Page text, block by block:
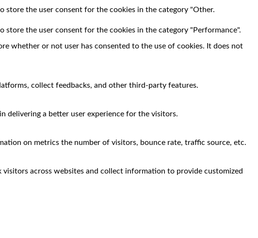
store the user consent for the cookies in the category "Other.
store the user consent for the cookies in the category "Performance".
whether or not user has consented to the use of cookies. It does not
collect feedbacks, and other third-party features.
delivering a better user experience for the visitors.
on metrics the number of visitors, bounce rate, traffic source, etc.
across websites and collect information to provide customized